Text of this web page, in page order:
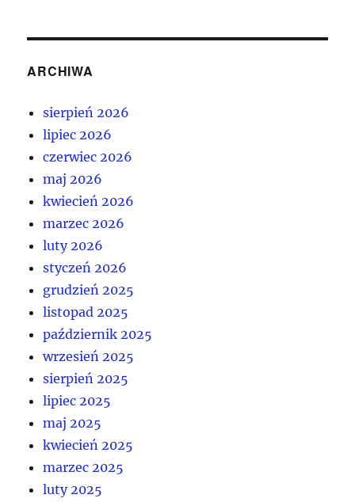
ARCHIWA
sierpień 2026
lipiec 2026
czerwiec 2026
maj 2026
kwiecień 2026
marzec 2026
luty 2026
styczeń 2026
grudzień 2025
listopad 2025
październik 2025
wrzesień 2025
sierpień 2025
lipiec 2025
maj 2025
kwiecień 2025
marzec 2025
luty 2025